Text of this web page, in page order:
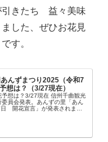
引きたち 益々美味
した、ぜひお花見
す。
あんずまつり2025（令和7
は？（3/27現在）
想は？3/27現在 信州千曲観光
員会発表。あんずの里「あん
開花宣言」が発表されまし
めていきます。あん...